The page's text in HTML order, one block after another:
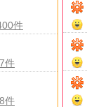
件
件
件